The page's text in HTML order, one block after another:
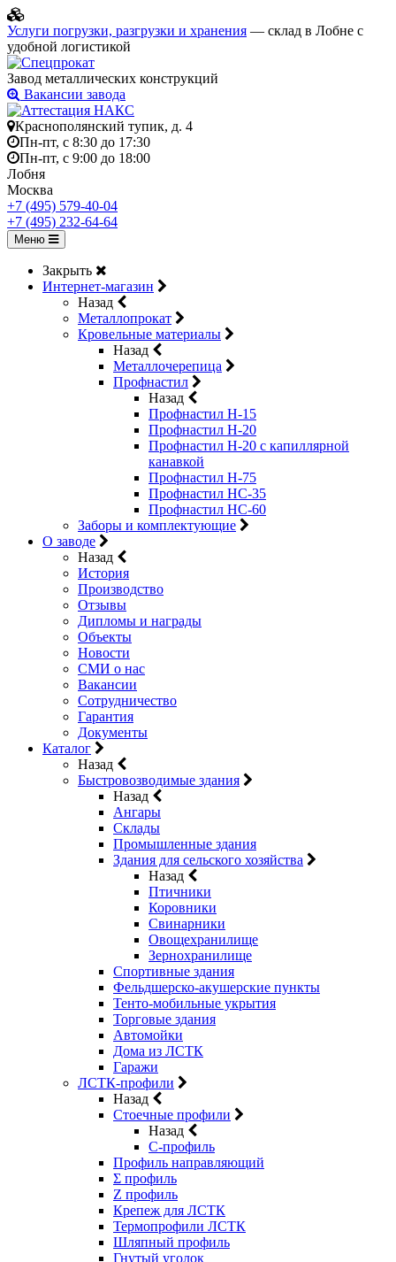
Услуги погрузки, разгрузки и хранения — склад в Лобне с
удобной логистикой
Завод металлических конструкций
Вакансии завода
Краснополянский тупик, д. 4
Пн-пт, с 8:30 до 17:30
Пн-пт, с 9:00 до 18:00
Лобня
Москва
+7 (495) 579-40-04
+7 (495) 232-64-64
Меню
Закрыть
Интернет-магазин
Назад
Металлопрокат
Кровельные материалы
Назад
Металлочерепица
Профнастил
Назад
Профнастил Н-15
Профнастил Н-20
Профнастил Н-20 с капиллярной
канавкой
Профнастил Н-75
Профнастил НС-35
Профнастил НС-60
Заборы и комплектующие
О заводе
Назад
История
Производство
Отзывы
Дипломы и награды
Объекты
Новости
СМИ о нас
Вакансии
Сотрудничество
Гарантия
Документы
Каталог
Назад
Быстровозводимые здания
Назад
Ангары
Склады
Промышленные здания
Здания для сельского хозяйства
Назад
Птичники
Коровники
Свинарники
Овощехранилище
Зернохранилище
Спортивные здания
Фельдшерско-акушерские пункты
Тенто-мобильные укрытия
Торговые здания
Автомойки
Дома из ЛСТК
Гаражи
ЛСТК-профили
Назад
Стоечные профили
Назад
C-профиль
Профиль направляющий
Σ профиль
Z профиль
Крепеж для ЛСТК
Термопрофили ЛСТК
Шляпный профиль
Гнутый уголок